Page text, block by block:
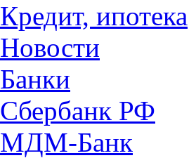
Кредит, ипотека
Новости
Банки
Сбербанк РФ
МДМ-Банк